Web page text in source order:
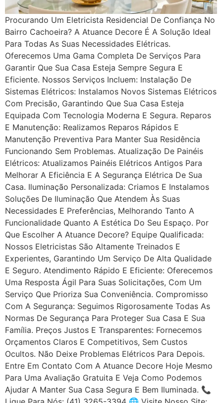
Procurando Um Eletricista Residencial De Confiança No
Bairro Cachoeira? A Atuance Decore É A Solução Ideal
Para Todas As Suas Necessidades Elétricas.
Oferecemos Uma Gama Completa De Serviços Para
Garantir Que Sua Casa Esteja Sempre Segura E
Eficiente. Nossos Serviços Incluem: Instalação De
Sistemas Elétricos: Instalamos Novos Sistemas Elétricos
Com Precisão, Garantindo Que Sua Casa Esteja
Equipada Com Tecnologia Moderna E Segura. Reparos
E Manutenção: Realizamos Reparos Rápidos E
Manutenção Preventiva Para Manter Sua Residência
Funcionando Sem Problemas. Atualização De Painéis
Elétricos: Atualizamos Painéis Elétricos Antigos Para
Melhorar A Eficiência E A Segurança Elétrica De Sua
Casa. Iluminação Personalizada: Criamos E Instalamos
Soluções De Iluminação Que Atendem Às Suas
Necessidades E Preferências, Melhorando Tanto A
Funcionalidade Quanto A Estética Do Seu Espaço. Por
Que Escolher A Atuance Decore? Equipe Qualificada:
Nossos Eletricistas São Altamente Treinados E
Experientes, Garantindo Um Serviço De Alta Qualidade
E Seguro. Atendimento Rápido E Eficiente: Oferecemos
Uma Resposta Ágil Para Suas Solicitações, Com Um
Serviço Que Prioriza Sua Conveniência. Compromisso
Com A Segurança: Seguimos Rigorosamente Todas As
Normas De Segurança Para Proteger Sua Casa E Sua
Família. Preços Justos E Transparentes: Fornecemos
Orçamentos Claros E Competitivos, Sem Custos
Ocultos. Não Deixe Problemas Elétricos Para Depois.
Entre Em Contato Com A Atuance Decore Hoje Mesmo
Para Uma Avaliação Gratuita E Veja Como Podemos
Ajudar A Manter Sua Casa Segura E Bem Iluminada. 📞